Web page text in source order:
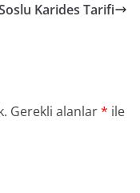
Karides Tarifi
Gerekli alanlar* ile